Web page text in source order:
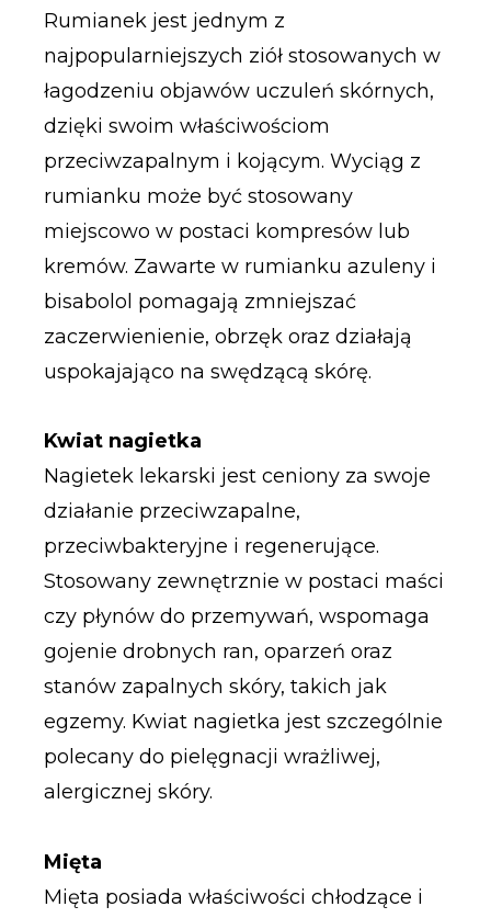
Rumianek jest jednym z
najpopularniejszych ziół stosowanych w
łagodzeniu objawów uczuleń skórnych,
dzięki swoim właściwościom
przeciwzapalnym i kojącym. Wyciąg z
rumianku może być stosowany
miejscowo w postaci kompresów lub
kremów. Zawarte w rumianku azuleny i
bisabolol pomagają zmniejszać
zaczerwienienie, obrzęk oraz działają
uspokajająco na swędzącą skórę.
Kwiat nagietka
Nagietek lekarski jest ceniony za swoje
działanie przeciwzapalne,
przeciwbakteryjne i regenerujące.
Stosowany zewnętrznie w postaci maści
czy płynów do przemywań, wspomaga
gojenie drobnych ran, oparzeń oraz
stanów zapalnych skóry, takich jak
egzemy. Kwiat nagietka jest szczególnie
polecany do pielęgnacji wrażliwej,
alergicznej skóry.
Mięta
Mięta posiada właściwości chłodzące i